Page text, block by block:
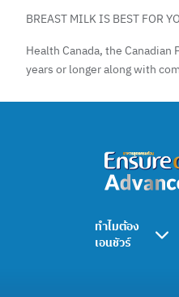
BREAST MILK IS BEST FOR
Health Canada, the
years or longer along with
ทำไมต้อง
เอนชัวร์